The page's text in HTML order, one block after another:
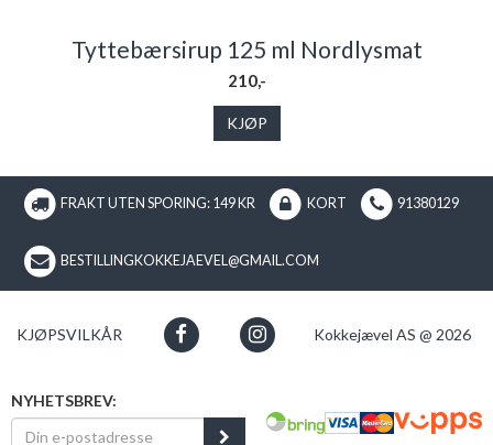
Tyttebærsirup 125 ml Nordlysmat
210,-
KJØP
FRAKT UTEN SPORING: 149 KR KORT 91380129
BESTILLINGKOKKEJAEVEL@GMAIL.COM
KJØPSVILKÅR Kokkejævel AS @ 2026
NYHETSBREV: